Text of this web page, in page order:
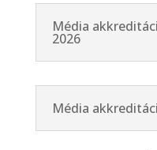
Média
2026
Média